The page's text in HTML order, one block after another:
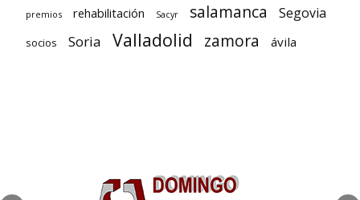
premios rehabilitación Sacyr salamanca Segovia
socios Soria Valladolid zamora ávila